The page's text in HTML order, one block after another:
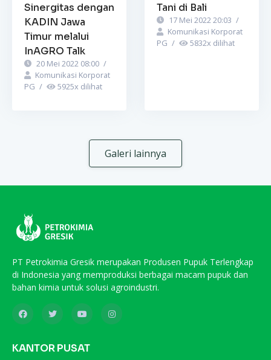
Sinergitas dengan
KADIN Jawa
Timur melalui
InAGRO Talk
20 Mei 2022 08:00 /
Komunikasi Korporat
PG / 5925x dilihat
Tani di Bali
17 Mei 2022 20:03 /
Komunikasi Korporat
PG / 5832x dilihat
Galeri lainnya
PT Petrokimia Gresik merupakan Produsen Pupuk Terlengkap
di Indonesia yang memproduksi berbagai macam pupuk dan
bahan kimia untuk solusi agroindustri.
KANTOR PUSAT